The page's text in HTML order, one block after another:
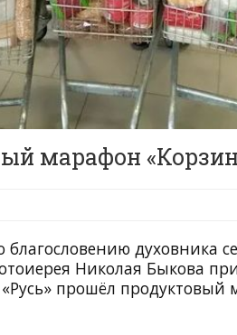
марафон
духовника
Николая Быкова
прошёл продуктовый